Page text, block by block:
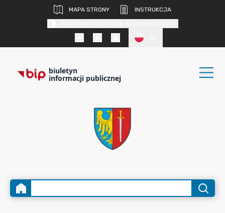
MAPA STRONY
INSTRUKCJA
biuletyn
informacji publicznej